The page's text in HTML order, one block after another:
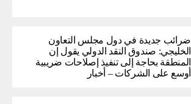
ضرائب جديدة في دول مجلس التعاون
الخليجي: صندوق النقد الدولي يقول إن
المنطقة بحاجة إلى تنفيذ إصلاحات ضريبية
أوسع على الشركات – أخبار